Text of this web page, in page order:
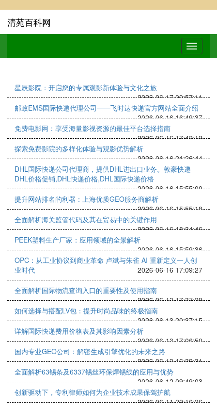
清苑百科网
星辰影院：开启您的专属观影新体验与文化之旅
2026-06-17 00:57:11
邮政EMS国际快递代理公司——飞时达快递官方网站全面介绍
2026-06-16 16:49:37
免费电影网：享受海量影视资源的最佳平台选择指南
2026-06-16 17:42:12
探索免费影院的多样化体验与观影优势解析
2026-06-16 21:26:44
DHL国际快递公司代理商，提供DHL进出口业务。敦豪快递
DHL价格促销,DHL快递价格,DHL国际快递价格
2026-06-16 15:55:00
提升网站排名的利器：上海优质GEO服务商解析
2026-06-16 15:55:18
全面解析海关监管代码及其在贸易中的关键作用
2026-06-16 18:34:46
PEEK塑料生产厂家：应用领域的全景解析
2026-06-16 15:59:36
OPC：从工业协议到商业革命 卢斌与朱雀 AI 重新定义一人创
业时代
2026-06-16 17:09:27
全面解析国际物流查询入口的重要性及使用指南
2026-06-13 17:37:29
如何选择与搭配LV包：提升时尚品味的终极指南
2026-06-13 20:37:15
详解国际快递费用价格表及其影响因素分析
2026-06-13 17:06:50
国内专业GEO公司：解密生成引擎优化的未来之路
2026-06-13 16:39:31
全面解析63锡条及6337锡丝环保焊锡线的应用与优势
2026-06-12 09:49:03
创新驱动下，专利律师如何为企业技术成果保驾护航
2026-06-11 22:16:26